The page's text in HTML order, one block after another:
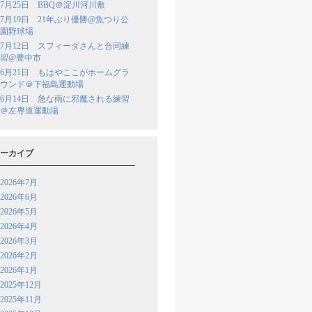
7月25日 BBQ＠淀川河川敷
7月19日 21年ぶり優勝@魚つり公
園野球場
7月12日 スフィーダさんと合同練
習@豊中市
6月21日 もはやここがホームグラ
ウンド＠下福島運動場
6月14日 急な雨に邪魔される練習
＠左専道運動場
カイブ
2026年7月
2026年6月
2026年5月
2026年4月
2026年3月
2026年2月
2026年1月
2025年12月
2025年11月